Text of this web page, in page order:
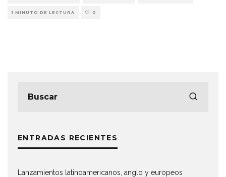
1 MINUTO DE LECTURA 0
ENTRADAS RECIENTES
Lanzamientos latinoamericanos, anglo y europeos